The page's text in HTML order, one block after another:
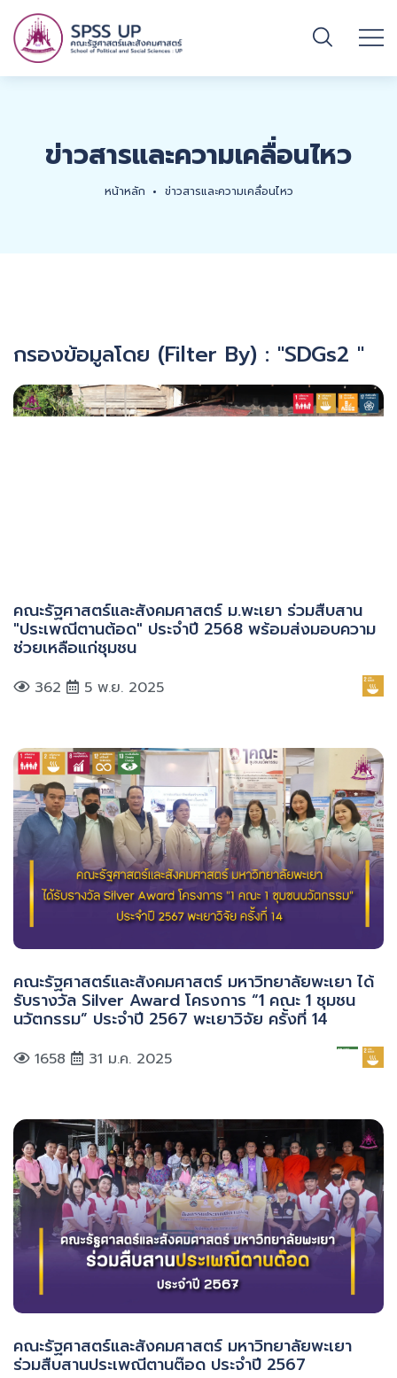
ข่าวสารและความเคลื่อนไหว
หน้าหลัก ข่าวสารและความเคลื่อนไหว
กรองข้อมูลโดย (Filter By) : "SDGs2 "
คณะรัฐศาสตร์และสังคมศาสตร์ ม.พะเยา ร่วมสืบสาน
"ประเพณีตานต้อด" ประจำปี 2568 พร้อมส่งมอบความ
ช่วยเหลือแก่ชุมชน
362 5 พ.ย. 2025
คณะรัฐศาสตร์และสังคมศาสตร์ มหาวิทยาลัยพะเยา ได้
รับรางวัล Silver Award โครงการ “1 คณะ 1 ชุมชน
นวัตกรรม” ประจำปี 2567 พะเยาวิจัย ครั้งที่ 14
1658 31 ม.ค. 2025
คณะรัฐศาสตร์และสังคมศาสตร์ มหาวิทยาลัยพะเยา
ร่วมสืบสานประเพณีตานต๊อด ประจำปี 2567